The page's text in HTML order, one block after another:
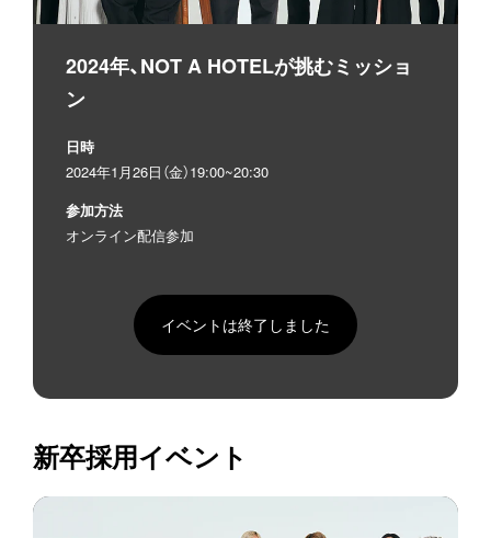
2024年、NOT A HOTELが挑むミッショ
ン
日時
2024年1月26日（金）19:00~20:30
参加方法
オンライン配信参加
イベントは終了しました
新卒採用イベント